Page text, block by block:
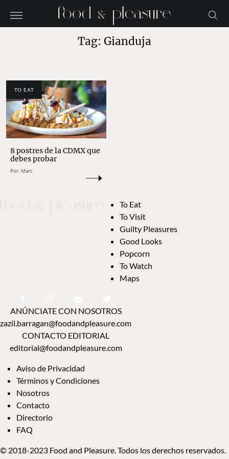
Tag: Gianduja
TO EAT
8 postres de la CDMX que
debes probar
Por: Marc
To Eat
To Visit
Guilty Pleasures
Good Looks
Popcorn
To Watch
Maps
ANÚNCIATE CON NOSOTROS
zazil.barragan@foodandpleasure.com
CONTACTO EDITORIAL
editorial@foodandpleasure.com
Aviso de Privacidad
Términos y Condiciones
Nosotros
Contacto
Directorio
FAQ
© 2018-2023 Food and Pleasure. Todos los derechos reservados.